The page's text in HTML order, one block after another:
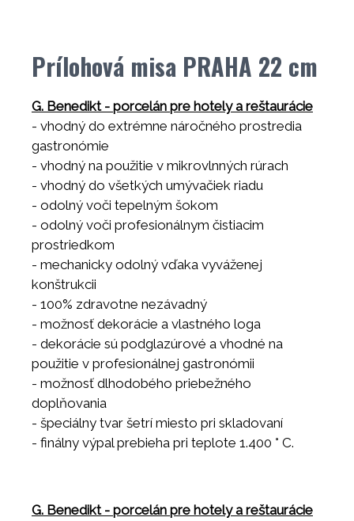
Prílohová misa PRAHA 22 cm
G. Benedikt - porcelán pre hotely a reštaurácie
- vhodný do extrémne náročného prostredia
gastronómie
- vhodný na použitie v mikrovlnných rúrach
- vhodný do všetkých umývačiek riadu
- odolný voči tepelným šokom
- odolný voči profesionálnym čistiacim
prostriedkom
- mechanicky odolný vďaka vyváženej
konštrukcii
- 100% zdravotne nezávadný
- možnosť dekorácie a vlastného loga
- dekorácie sú podglazúrové a vhodné na
použitie v profesionálnej gastronómii
- možnosť dlhodobého priebežného
doplňovania
- špeciálny tvar šetrí miesto pri skladovaní
- finálny výpal prebieha pri teplote 1.400 ° C.
G. Benedikt - porcelán pre hotely a reštaurácie